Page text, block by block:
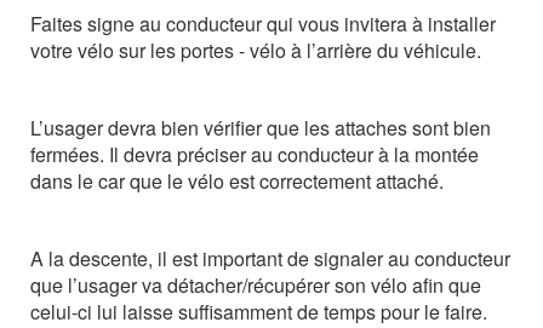
Faites signe au conducteur qui vous invitera à installer
votre vélo sur les portes - vélo à l’arrière du véhicule.
L’usager devra bien vérifier que les attaches sont bien
fermées. Il devra préciser au conducteur à la montée
dans le car que le vélo est correctement attaché.
A la descente, il est important de signaler au conducteur
que l’usager va détacher/récupérer son vélo afin que
celui-ci lui laisse suffisamment de temps pour le faire.